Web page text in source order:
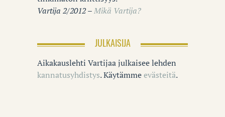
Vartija 2/2012 –Mikä Vartija?
JULKAISIJA
Aikakauslehti Vartijaa julkaisee lehden
kannatusyhdistys. Käytämmeevästeitä.